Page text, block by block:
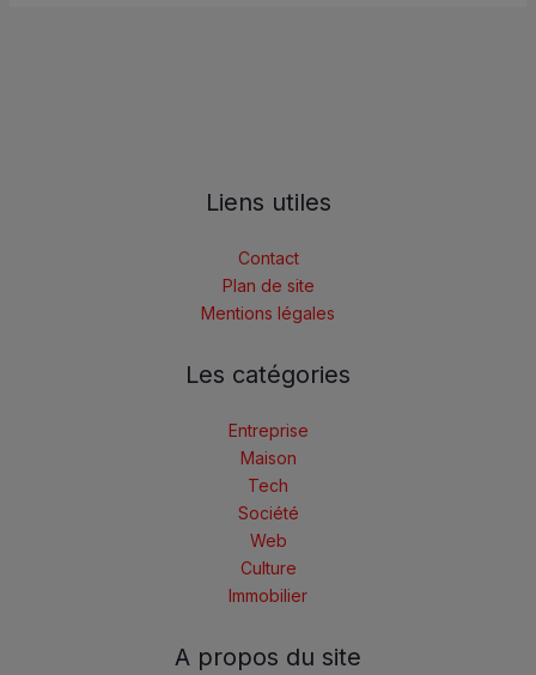
Liens utiles
Contact
Plan de site
Mentions légales
Les catégories
Entreprise
Maison
Tech
Société
Web
Culture
Immobilier
A propos du site